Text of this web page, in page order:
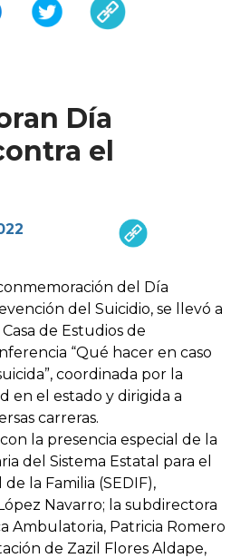
Día
el
del Día
del Suicidio, se llevó a
de Estudios de
“Qué hacer en caso
coordinada por la
en el estado y dirigida a
carreras.
la presencia especial de la
del Sistema Estatal para el
la Familia (SEDIF),
Navarro; la subdirectora
Ambulatoria, Patricia Romero
de Zazil Flores Aldape,